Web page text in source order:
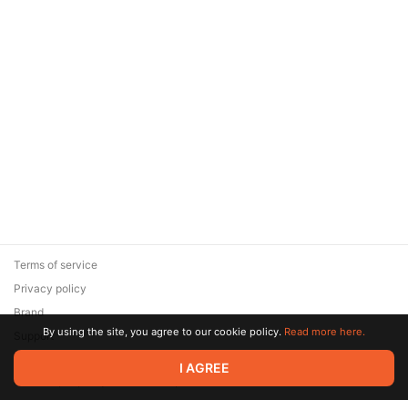
© 2026 Zaya Solutions Limited. All rights reserved. All trademarks
are the property of their respective owners.
Terms of service
Privacy policy
Brand
SupportBy using the site, you agree to our cookie policy. Read more here.
I AGREE